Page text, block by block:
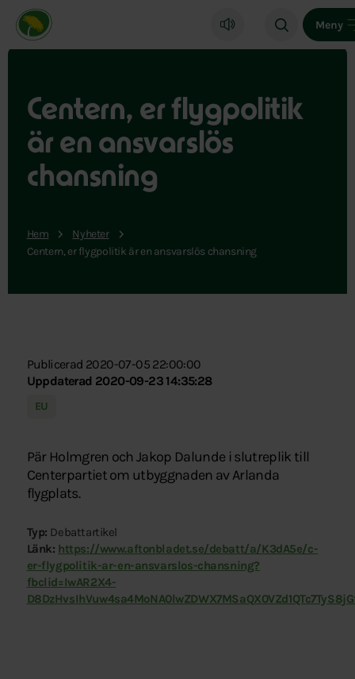
Miljöpartiet de gröna, startsida
Meny
Centern, er flygpolitik
är en ansvarslös
chansning
Hem
Nyheter
Centern, er flygpolitik är en ansvarslös chansning
Publicerad 2020-07-05 22:00:00
Uppdaterad 2020-09-23 14:35:28
EU
Pär Holmgren och Jakop Dalunde i slutreplik till
Centerpartiet om utbyggnaden av Arlanda
flygplats.
Typ: Debattartikel
Länk: https://www.aftonbladet.se/debatt/a/K3dA5e/c-
er-flygpolitik-ar-en-ansvarslos-chansning?
fbclid=IwAR2X4-